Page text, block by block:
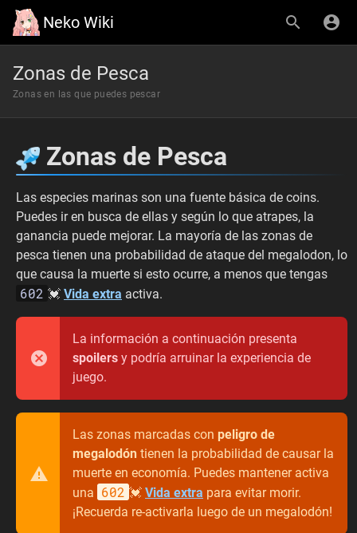
Neko Wiki
Zonas de Pesca
Zonas en las que puedes pescar
Zonas de Pesca
Las especies marinas son una fuente básica de coins.
Puedes ir en busca de ellas y según lo que atrapes, la
ganancia puede mejorar. La mayoría de las zonas de
pesca tienen una probabilidad de ataque del megalodon, lo
que causa la muerte si esto ocurre, a menos que tengas
602 💓 Vida extra activa.
La información a continuación presenta
spoilers y podría arruinar la experiencia de
juego.
Las zonas marcadas con peligro de
megalodón tienen la probabilidad de causar la
muerte en economía. Puedes mantener activa
una 602 💓 Vida extra para evitar morir.
¡Recuerda re-activarla luego de un megalodón!